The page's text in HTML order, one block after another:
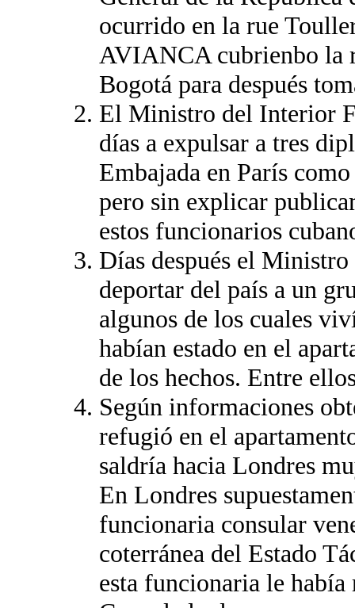
ocurrido en la rue
AVIANCA cubrienbo la
Bogotá para después
El Ministro del Interior
días a expulsar a tres
Embajada en París
pero sin explicar
estos funcionarios
Días después el
deportar del país a un
algunos de los cuales
habían estado en el
de los hechos. Entre
Según informaciones
refugió en el
saldría hacia Londres
En Londres
funcionaria consular
coterránea del Estado
esta funcionaria le